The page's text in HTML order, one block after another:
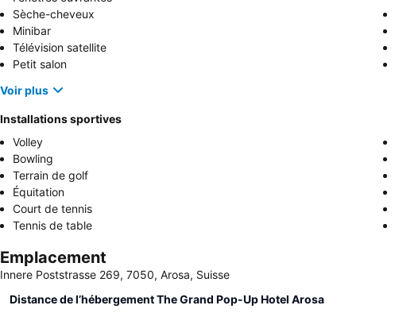
Sèche-cheveux
Minibar
Télévision satellite
Petit salon
Voir plus
Installations sportives
Volley
Bowling
Terrain de golf
Équitation
Court de tennis
Tennis de table
Emplacement
Innere Poststrasse 269, 7050, Arosa, Suisse
Distance de l’hébergement The Grand Pop-Up Hotel Arosa